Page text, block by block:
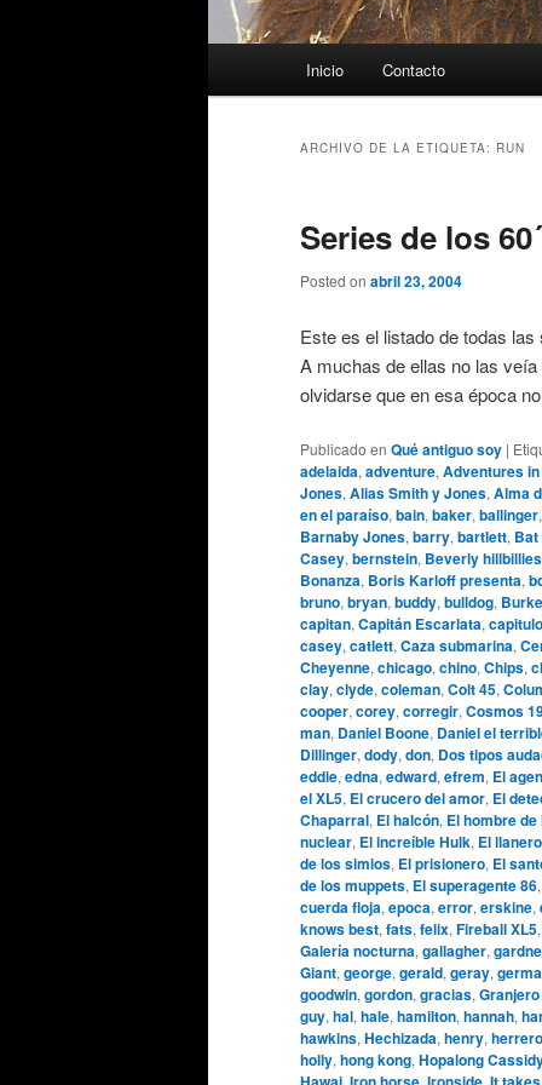
Inicio Contacto
ARCHIVO DE LA ETIQUETA: RUN
Series de los
Posted on abril 23, 2004
Este es el listado de todas
A muchas de ellas no las
olvidarse que en esa época
Publicado en Qué antiguo soy |
adelaida, adventure, Adventures
Jones, Alias Smith y Jones, Alma
en el paraíso, bain, baker, ballinger,
Barnaby Jones, barry, bartlett,
Casey, bernstein, Beverly hillbillies
Bonanza, Boris Karloff presenta,
bruno, bryan, buddy, bulldog,
capitan, Capitán Escarlata, capitulo
casey, catlett, Caza submarina,
Cheyenne, chicago, chino, Chips,
clay, clyde, coleman, Colt 45,
cooper, corey, corregir, Cosmos
man, Daniel Boone, Daniel el
Dillinger, dody, don, Dos tipos
eddie, edna, edward, efrem, El
el XL5, El crucero del amor, El
Chaparral, El halcón, El hombre
nuclear, El increíble Hulk, El
de los simios, El prisionero, El
de los muppets, El superagente 86,
cuerda floja, epoca, error, erskine,
knows best, fats, felix, Fireball XL5,
Galería nocturna, gallagher,
Giant, george, gerald, geray,
goodwin, gordon, gracias,
guy, hal, hale, hamilton, hannah,
hawkins, Hechizada, henry, herrero
holly, hong kong, Hopalong
, , ,